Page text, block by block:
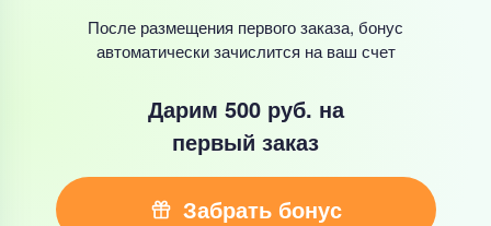
После размещения первого заказа, бонус
автоматически зачислится на ваш счет
Дарим 500 руб. на
первый заказ
Забрать бонус